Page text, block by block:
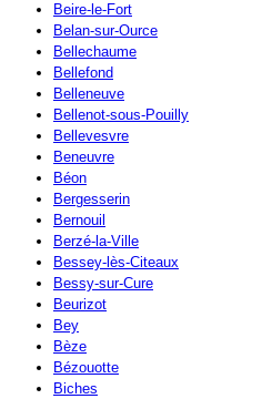
Beire-le-Fort
Belan-sur-Ource
Bellechaume
Bellefond
Belleneuve
Bellenot-sous-Pouilly
Bellevesvre
Beneuvre
Béon
Bergesserin
Bernouil
Berzé-la-Ville
Bessey-lès-Citeaux
Bessy-sur-Cure
Beurizot
Bey
Bèze
Bézouotte
Biches